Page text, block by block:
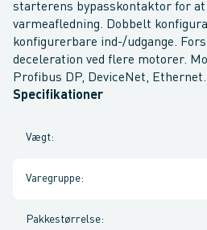
starterens bypasskontaktor for
varmeafledning. Dobbelt
konfigurerbare ind-/udgange.
deceleration ved flere motorer.
Profibus DP, DeviceNet, Ethernet.
Specifikationer
Vægt:
Varegruppe:
Pakkestørrelse: